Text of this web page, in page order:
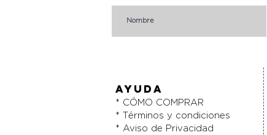
AYUDA
* CÓMO COMPRAR
* Términos y condiciones
* Aviso de Privacidad